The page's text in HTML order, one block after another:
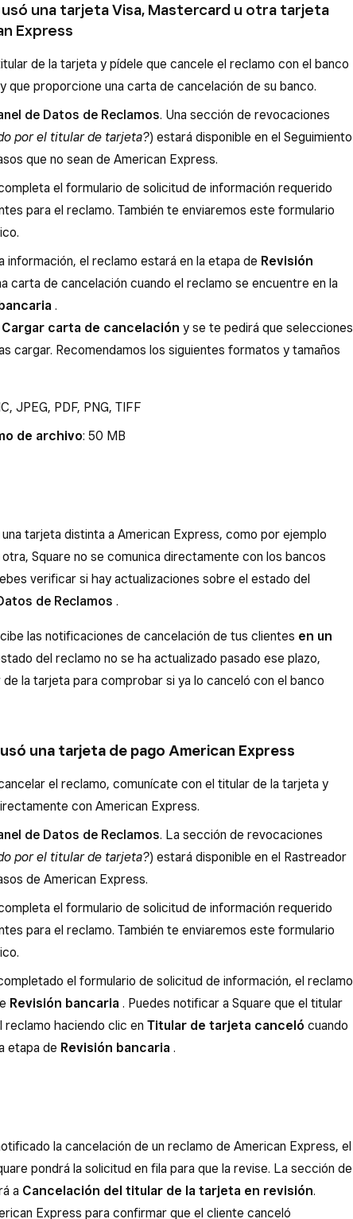
usó una tarjeta Visa, Mastercard u otra tarjeta
Express
de la tarjeta y pídele que cancele el reclamo con el banco
que proporcione una carta de cancelación de su banco.
de Datos de Reclamos. Una sección de revocaciones
por el titular de tarjeta?) estará disponible en el Seguimiento
que no sean de American Express.
el formulario de solicitud de información requerido
para el reclamo. También te enviaremos este formulario
información, el reclamo estará en la etapa de Revisión
carta de cancelación cuando el reclamo se encuentre en la
.
Cargar carta de cancelación y se te pedirá que selecciones
cargar. Recomendamos los siguientes formatos y tamaños
JPEG, PDF, PNG, TIFF
de archivo: 50 MB
tarjeta distinta a American Express, como por ejemplo
Square no se comunica directamente con los bancos
verificar si hay actualizaciones sobre el estado del
de Reclamos .
las notificaciones de cancelación de tus clientes en un
del reclamo no se ha actualizado pasado ese plazo,
la tarjeta para comprobar si ya lo canceló con el banco
una tarjeta de pago American Express
el reclamo, comunícate con el titular de la tarjeta y
con American Express.
de Datos de Reclamos. La sección de revocaciones
por el titular de tarjeta?) estará disponible en el Rastreador
de American Express.
el formulario de solicitud de información requerido
para el reclamo. También te enviaremos este formulario
el formulario de solicitud de información, el reclamo
Revisión bancaria . Puedes notificar a Square que el titular
haciendo clic en Titular de tarjeta canceló cuando
etapa de Revisión bancaria .
la cancelación de un reclamo de American Express, el
pondrá la solicitud en fila para que la revise. La sección de
a Cancelación del titular de la tarjeta en revisión.
Express para confirmar que el cliente canceló